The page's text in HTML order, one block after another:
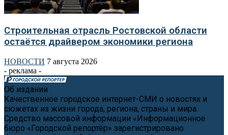
Строительная отрасль Ростовской области
остаётся драйвером экономики региона
НОВОСТИ 7 августа 2026
- реклама -
Об издании
Качественное городское интернет-СМИ о новостях и
сюжетах из жизни города, региона, страны и мира.
Средство массовой информации «Информационное
бюро «Городской репортёр» зарегистрировано